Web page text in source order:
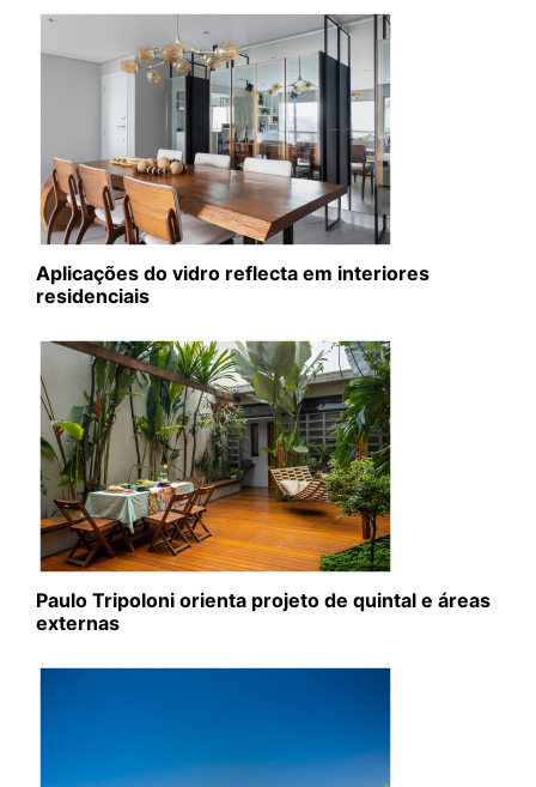
Aplicações do vidro reflecta em interiores
residenciais
Paulo Tripoloni orienta projeto de quintal e áreas
externas